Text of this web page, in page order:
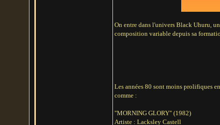
On entre dans l'univers Black Uhuru,
composition variable depuis sa
Les années 80 sont moins prolifiques
comme :
"MORNING GLORY" (1982)
Artiste : Lacksley Castell